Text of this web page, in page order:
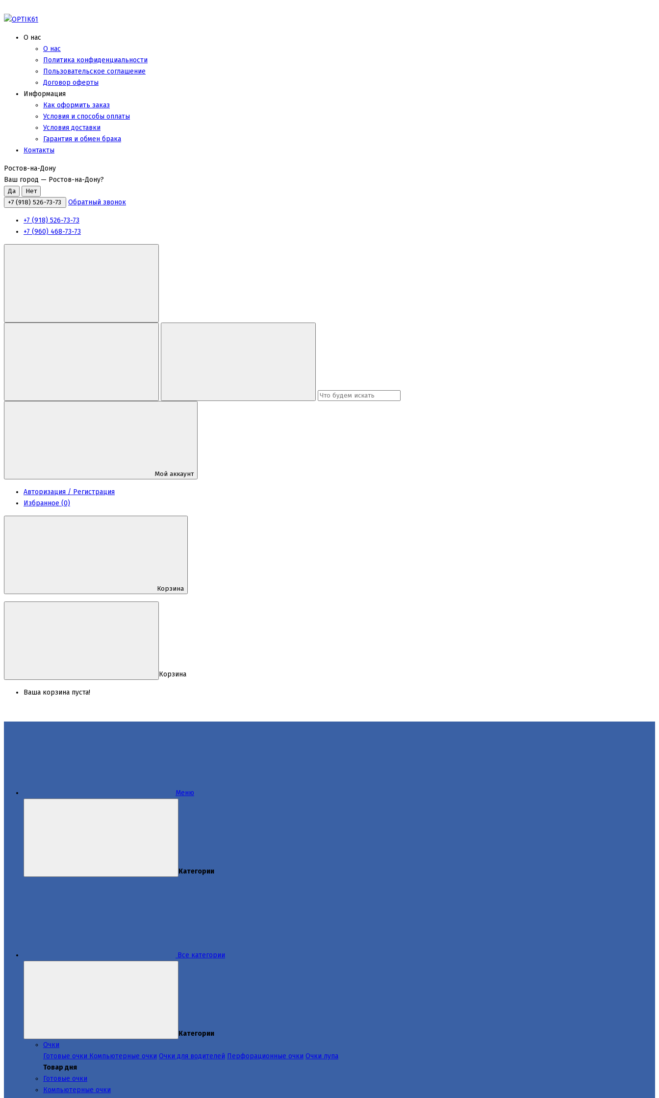
О нас
О нас
Политика конфиденциальности
Пользовательское соглашение
Договор оферты
Информация
Как оформить заказ
Условия и способы оплаты
Условия доставки
Гарантия и обмен брака
Контакты
Ростов-на-Дону
Ваш город — Ростов-на-Дону?
+7 (918) 526-73-73 Обратный звонок
+7 (918) 526-73-73
+7 (960) 468-73-73
Мой аккаунт
Авторизация / Регистрация
Избранное (0)
Корзина
Корзина
Ваша корзина пуста!
Меню
Категории
Все категории
Категории
Очки
Готовые очки Компьютерные очки Очки для водителей Перфорационные очки Очки лупа
Товар дня
Готовые очки
Компьютерные очки